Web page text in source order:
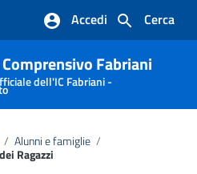
Cerca
Accedi
Fabriani
dell'IC Fabriani -
/ Alunni e famiglie /
Ragazzi